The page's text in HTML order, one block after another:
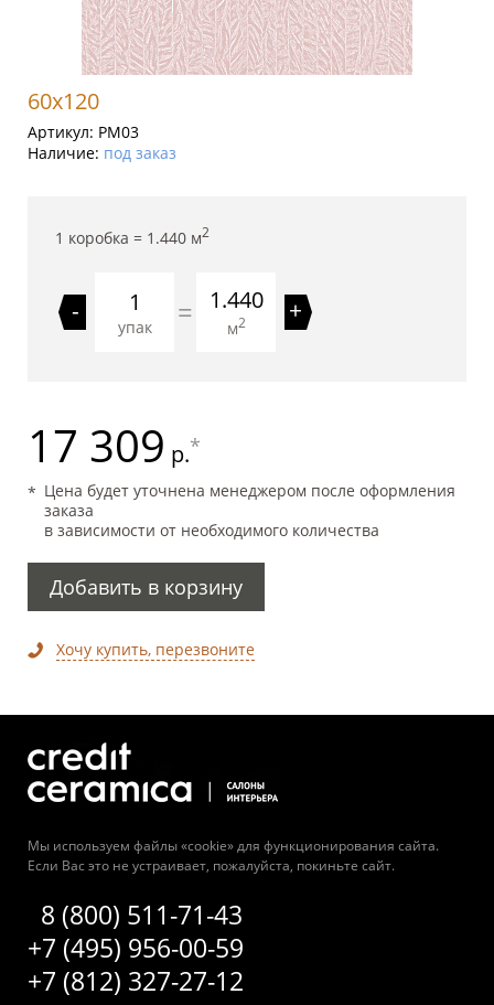
60x120
Артикул: PM03
Наличие: под заказ
1 коробка = 1.440 м2
-
упак = 1.440
м2 +
17 309 р.*
Цена будет уточнена менеджером после оформления
заказа
в зависимости от необходимого количества
Добавить в корзину
Хочу купить, перезвоните
Мы используем файлы «cookie» для функционирования сайта.
Если Вас это не устраивает, пожалуйста, покиньте сайт.
8 (800) 511-71-43
+7 (495) 956-00-59
+7 (812) 327-27-12